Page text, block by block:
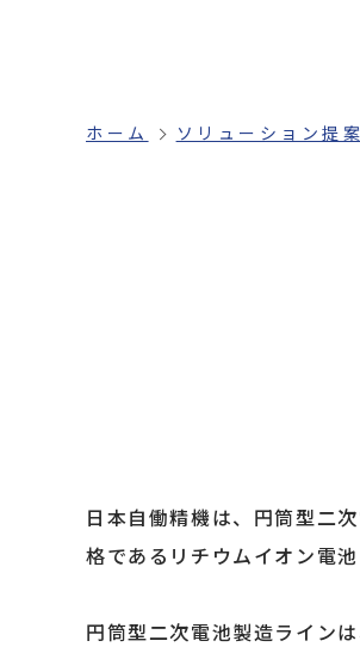
ホーム ソリューション提案
日本自働精機は、円筒型二
格であるリチウムイオン電
円筒型二次電池製造ライン